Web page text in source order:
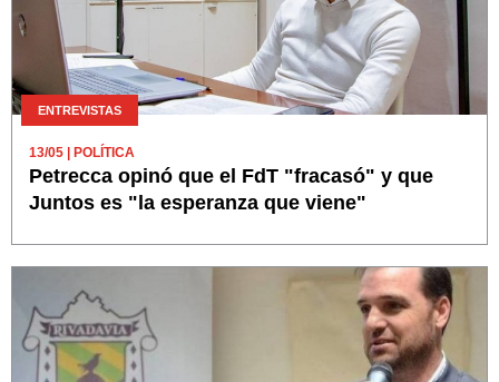
ENTREVISTAS
13/05 | POLÍTICA
Petrecca opinó que el FdT "fracasó" y que
Juntos es "la esperanza que viene"